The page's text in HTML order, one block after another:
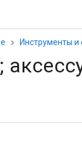
Инструменты